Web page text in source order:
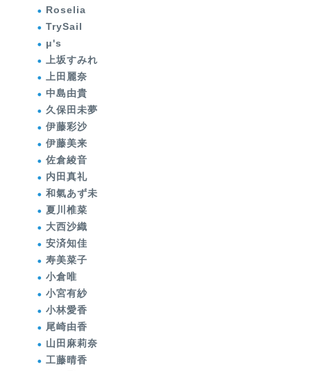
Roselia
TrySail
μ's
上坂すみれ
上田麗奈
中島由貴
久保田未夢
伊藤彩沙
伊藤美来
佐倉綾音
内田真礼
和氣あず未
夏川椎菜
大西沙織
安済知佳
寿美菜子
小倉唯
小宮有紗
小林愛香
尾崎由香
山田麻莉奈
工藤晴香